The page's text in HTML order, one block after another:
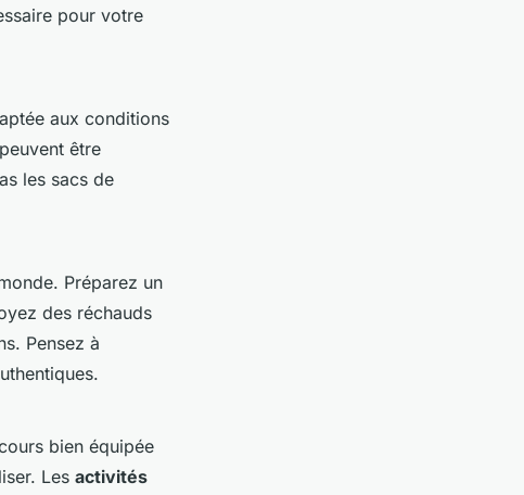
pour votre
aux conditions
peuvent être
les sacs de
Préparez un
des réchauds
Pensez à
bien équipée
Les activités